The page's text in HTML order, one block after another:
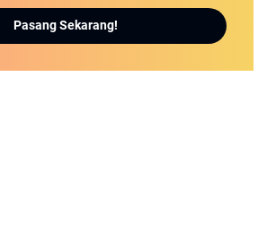
Pasang Sekarang!